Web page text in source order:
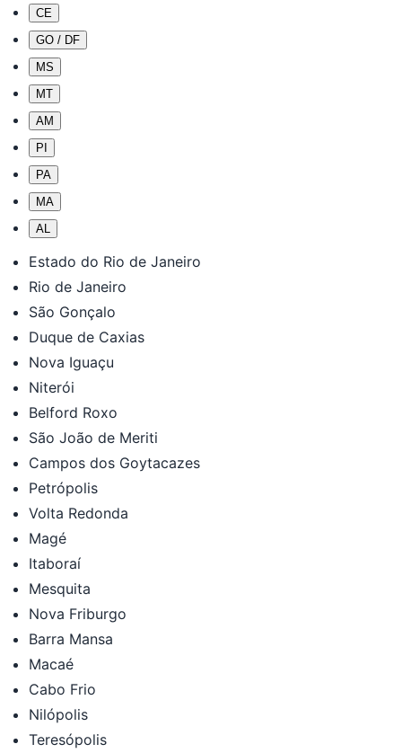
CE
GO / DF
MS
MT
AM
PI
PA
MA
AL
Estado do Rio de Janeiro
Rio de Janeiro
São Gonçalo
Duque de Caxias
Nova Iguaçu
Niterói
Belford Roxo
São João de Meriti
Campos dos Goytacazes
Petrópolis
Volta Redonda
Magé
Itaboraí
Mesquita
Nova Friburgo
Barra Mansa
Macaé
Cabo Frio
Nilópolis
Teresópolis